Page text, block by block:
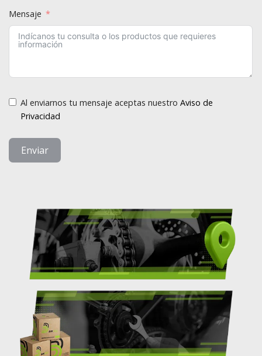
Mensaje
Al enviarnos tu mensaje aceptas nuestro Aviso de
Privacidad
Enviar
¿DÓNDE COMPRAR?